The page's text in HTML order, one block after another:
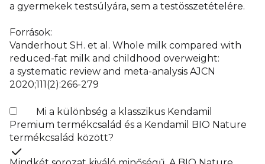
a gyermekek testsúlyára, sem a testösszetételére.
Források:
Vanderhout SH. et al. Whole milk compared with
reduced-fat milk and childhood overweight:
a systematic review and meta-analysis AJCN
2020;111(2):266-279
Mi a különbség a klasszikus Kendamil
Premium termékcsalád és a Kendamil BIO Nature
termékcsalád között?